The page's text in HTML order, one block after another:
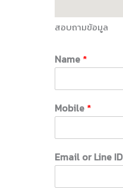
สอบถามข้อมูล
Name *
Mobile *
Email or Line ID